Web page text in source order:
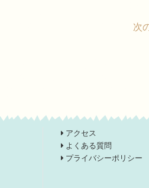
次
アクセス
よくある質問
プライバシーポリシー